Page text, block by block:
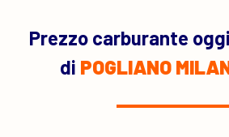
Prezzo carburante
di POGLIANO